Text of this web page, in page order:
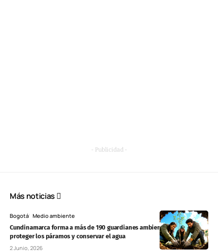
- Publicidad -
Más noticias
Bogotá Medio ambiente
Cundinamarca forma a más de 190 guardianes ambientales para
proteger los páramos y conservar el agua
2 Junio, 2026